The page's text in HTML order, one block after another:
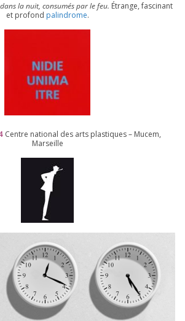
la nuit, consu­més par le feu. Étrange, fas­ci­nant
et pro­fond palin­drome.
Centre natio­nal des arts plas­tiques – Mucem,
Marseille